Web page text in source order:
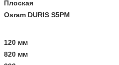
Плоская
Osram DURIS S5PM
120 мм
820 мм